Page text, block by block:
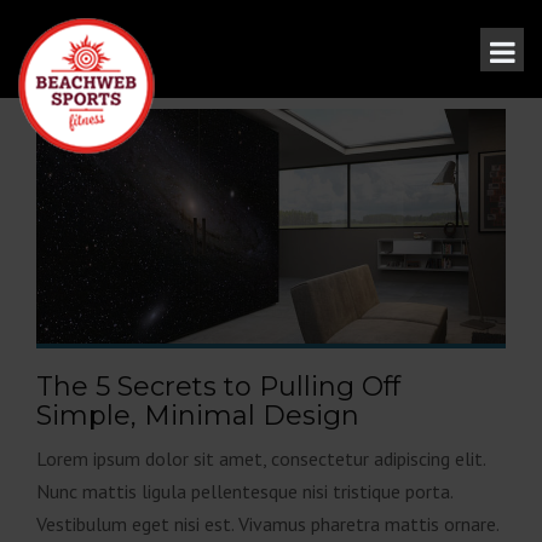
The 5 Secrets to Pulling Off
Simple, Minimal Design
Lorem ipsum dolor sit amet, consectetur adipiscing elit.
Nunc mattis ligula pellentesque nisi tristique porta.
Vestibulum eget nisi est. Vivamus pharetra mattis ornare.